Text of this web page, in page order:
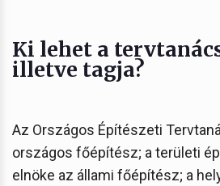
Ki lehet a
illetve tagja?
Az Országos Építészeti
országos főépítész; a területi
elnöke az állami főépítész; a